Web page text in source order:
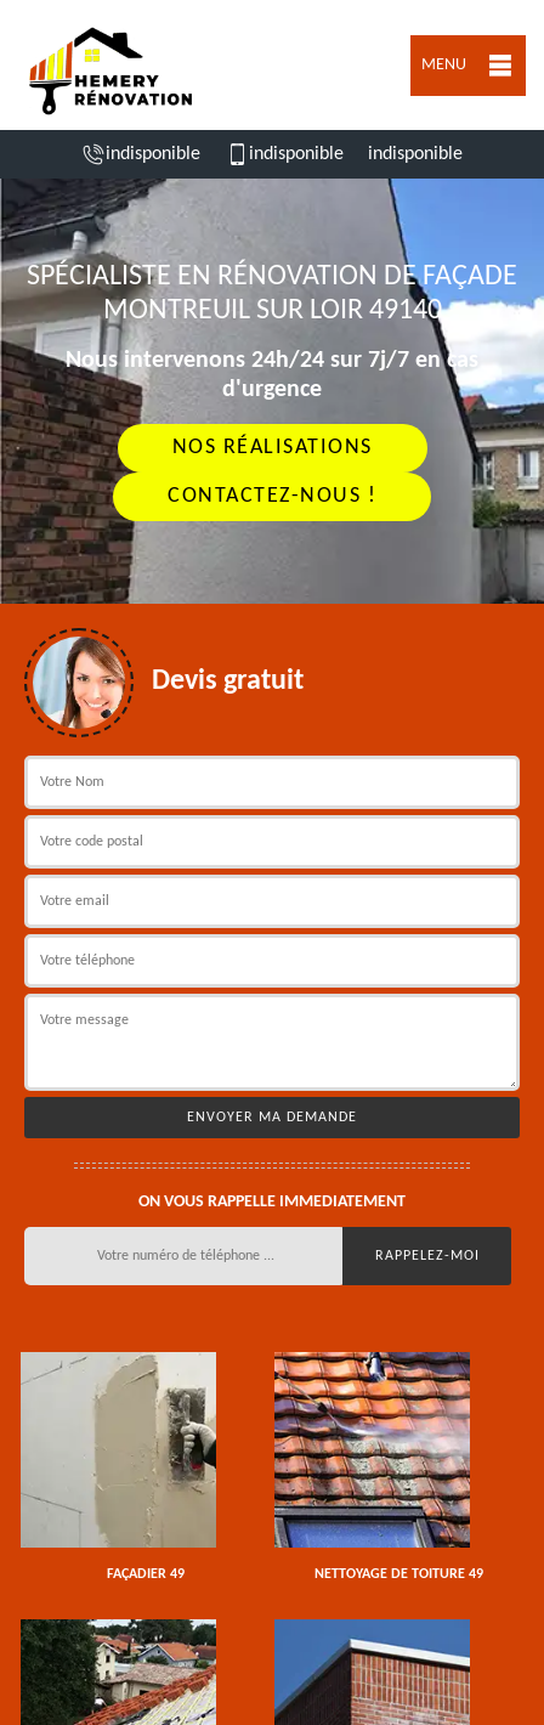
MENU
indisponible indisponible indisponible
SPÉCIALISTE EN RÉNOVATION DE FAÇADE
MONTREUIL SUR LOIR 49140
Nous intervenons 24h/24 sur 7j/7 en cas
d'urgence
NOS RÉALISATIONS
CONTACTEZ-NOUS !
Devis gratuit
ON VOUS RAPPELLE IMMEDIATEMENT
FAÇADIER 49 NETTOYAGE DE TOITURE 49